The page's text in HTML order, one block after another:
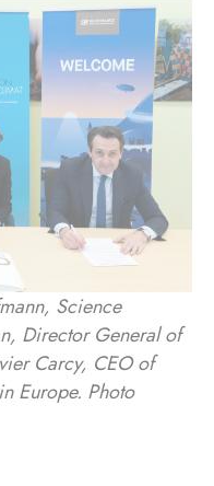
Science
Director General of
Carcy, CEO of
Europe. Photo